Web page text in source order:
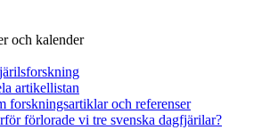
och kalender
artikellistan
forskningsartiklar och referenser
förlorade vi tre svenska dagfjärilar?